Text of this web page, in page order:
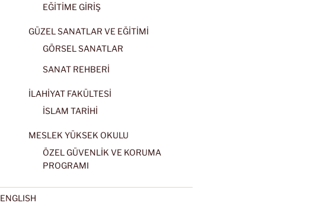
EĞİTİME GİRİŞ
GÜZEL SANATLAR VE EĞİTİMİ
GÖRSEL SANATLAR
SANAT REHBERİ
İLAHİYAT FAKÜLTESİ
İSLAM TARİHİ
MESLEK YÜKSEK OKULU
ÖZEL GÜVENLİK VE KORUMA
PROGRAMI
ENGLISH